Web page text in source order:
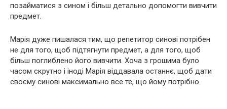
позайматися з сином і більш детально допомогти вивчити
предмет.
Марія дуже пишалася тим, що репетитор синові потрібен
не для того, щоб підтягнути предмет, а для того, щоб
більш поглиблено його вивчити. Хоча з грошима було
часом скрутно і іноді Марія віддавала останнє, щоб дати
своєму синові максимально все те, що йому потрібно.